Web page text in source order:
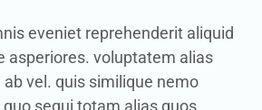
eveniet reprehenderit aliquid
asperiores. voluptatem alias
vel. quis similique nemo
sequi totam alias quos.